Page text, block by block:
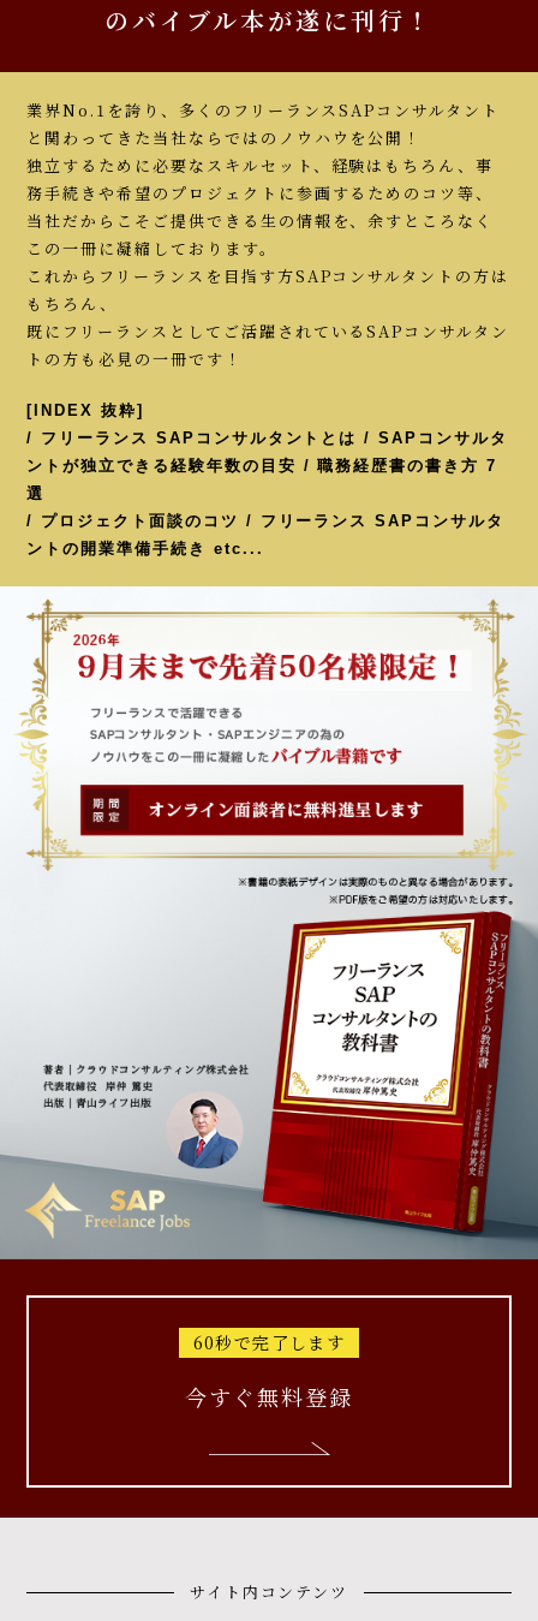
のバイブル本が遂に刊行！
業界No.1を誇り、多くのフリーランスSAPコンサルタント
と関わってきた当社ならではのノウハウを公開！
独立するために必要なスキルセット、経験はもちろん、事
務手続きや希望のプロジェクトに参画するためのコツ等、
当社だからこそご提供できる生の情報を、余すところなく
この一冊に凝縮しております。
これからフリーランスを目指す方SAPコンサルタントの方は
もちろん、
既にフリーランスとしてご活躍されているSAPコンサルタン
トの方も必見の一冊です！
[INDEX 抜粋]
/ フリーランス SAPコンサルタントとは / SAPコンサルタ
ントが独立できる経験年数の目安 / 職務経歴書の書き方 7
選
/ プロジェクト面談のコツ / フリーランス SAPコンサルタ
ントの開業準備手続き etc...
60秒で完了します
今すぐ無料登録
サイト内コンテンツ